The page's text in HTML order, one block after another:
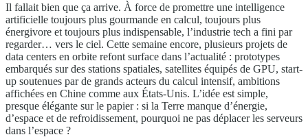
Il fallait bien que ça arrive. À force de promettre une intelligence
artificielle toujours plus gourmande en calcul, toujours plus
énergivore et toujours plus indispensable, l’industrie tech a fini par
regarder… vers le ciel. Cette semaine encore, plusieurs projets de
data centers en orbite refont surface dans l’actualité : prototypes
embarqués sur des stations spatiales, satellites équipés de GPU, start-
up soutenues par de grands acteurs du calcul intensif, ambitions
affichées en Chine comme aux États-Unis. L’idée est simple,
presque élégante sur le papier : si la Terre manque d’énergie,
d’espace et de refroidissement, pourquoi ne pas déplacer les serveurs
dans l’espace ?